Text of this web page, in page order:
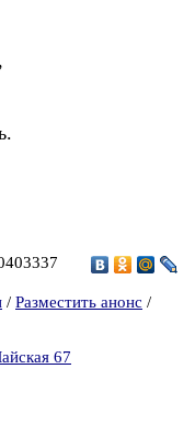
/ Разместить анонс /
67